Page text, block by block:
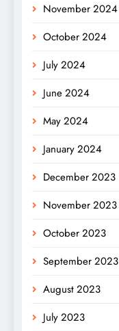
November 2024
October 2024
July 2024
June 2024
May 2024
January 2024
December 2023
November 2023
October 2023
September 2023
August 2023
July 2023